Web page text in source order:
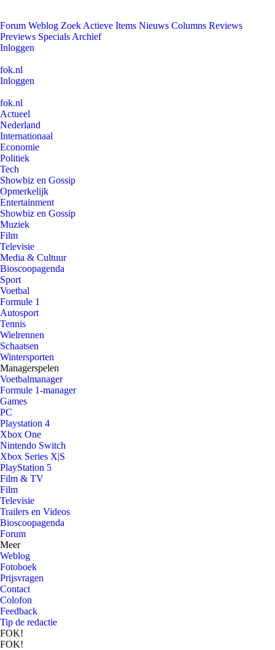
Forum Weblog Zoek Actieve Items Nieuws Columns Reviews
Previews Specials Archief
Inloggen
fok.nl
Inloggen
fok.nl
Actueel
Nederland
Internationaal
Economie
Politiek
Tech
Showbiz en Gossip
Opmerkelijk
Entertainment
Showbiz en Gossip
Muziek
Film
Televisie
Media & Cultuur
Bioscoopagenda
Sport
Voetbal
Formule 1
Autosport
Tennis
Wielrennen
Schaatsen
Wintersporten
Managerspelen
Voetbalmanager
Formule 1-manager
Games
PC
Playstation 4
Xbox One
Nintendo Switch
Xbox Series X|S
PlayStation 5
Film & TV
Film
Televisie
Trailers en Videos
Bioscoopagenda
Forum
Meer
Weblog
Fotoboek
Prijsvragen
Contact
Colofon
Feedback
Tip de redactie
FOK!
FOK!